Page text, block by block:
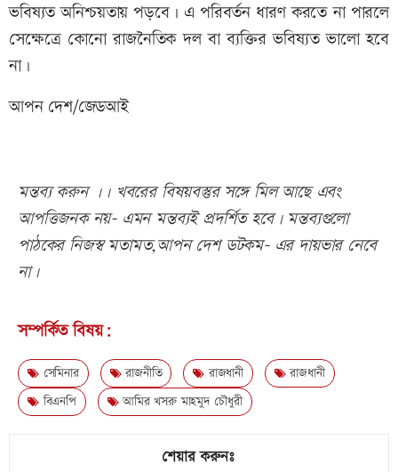
ভবিষ্যত অনিশ্চয়তায় পড়বে। এ পরিবর্তন ধারণ করতে না পারলে
সেক্ষেত্রে কোনো রাজনৈতিক দল বা ব্যক্তির ভবিষ্যত ভালো হবে
না।
আপন দেশ/জেডআই
মন্তব্য করুন ।। খবরের বিষয়বস্তুর সঙ্গে মিল আছে এবং
আপত্তিজনক নয়- এমন মন্তব্যই প্রদর্শিত হবে। মন্তব্যগুলো
পাঠকের নিজস্ব মতামত,আপন দেশ ডটকম- এর দায়ভার নেবে
না।
সম্পর্কিত বিষয়:
সেমিনার রাজনীতি রাজধানী
রাজধানী
বিএনপি
আমির খসরু মাহমুদ চৌধুরী
শেয়ার করুনঃ